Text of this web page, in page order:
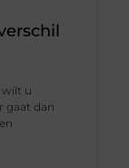
wilt u
gaat dan